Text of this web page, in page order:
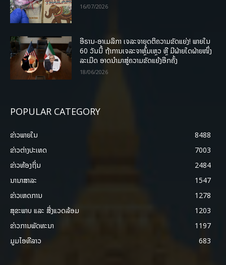
16/07/2026
ອີຣານ-ອາເມລິກາ ເຈລະຈາຍຸດຕິຄວາມຂັດແຍ່ງ! ພາຍໃນ
60 ວັນນີ້ ຖ້າການເຈລະຈາຫຼົ້ມເຫຼວ ຫຼື ມີຝ່າຍໃດຝ່າຍໜຶ່ງ
ລະເມີດ ອາດນໍາມາສູ່ຄວາມຂັດແຍ້ງອີກຄັ້ງ
18/06/2026
POPULAR CATEGORY
ຂ່າວພາຍ​ໃນ
8488
ຂ່າວຕ່າງປະເທດ
7003
ຂ່າວທ້ອງຖິ່ນ
2484
ນານາສາລະ
1547
ຂ່າວເຫດການ
1278
ສຸຂະພາບ ແລະ ສີ່ງແວດລ້ອມ
1203
ຂ່າວການພັດທະນາ
1197
ມູມໄອທີລາວ
683